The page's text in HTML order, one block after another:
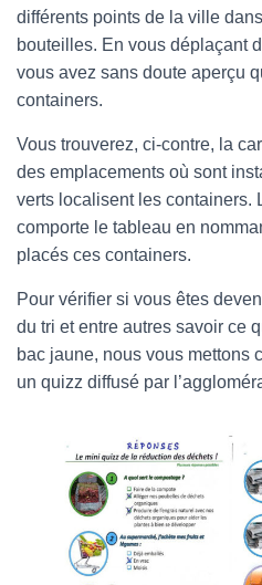
différents points de la ville
bouteilles. En vous déplaçant
vous avez sans doute aperçu
containers.
Vous trouverez, ci-contre, la
des emplacements où sont
verts localisent les containers.
comporte le tableau en
placés ces containers.
Pour vérifier si vous êtes
du tri et entre autres savoir ce
bac jaune, nous vous mettons
un quizz diffusé par